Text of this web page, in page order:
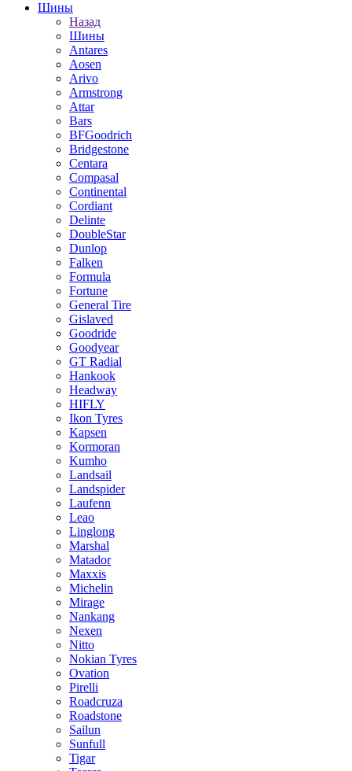
Шины
Назад
Шины
Antares
Aosen
Arivo
Armstrong
Attar
Bars
BFGoodrich
Bridgestone
Centara
Compasal
Continental
Cordiant
Delinte
DoubleStar
Dunlop
Falken
Formula
Fortune
General Tire
Gislaved
Goodride
Goodyear
GT Radial
Hankook
Headway
HIFLY
Ikon Tyres
Kapsen
Kormoran
Kumho
Landsail
Landspider
Laufenn
Leao
Linglong
Marshal
Matador
Maxxis
Michelin
Mirage
Nankang
Nexen
Nitto
Nokian Tyres
Ovation
Pirelli
Roadcruza
Roadstone
Sailun
Sunfull
Tigar